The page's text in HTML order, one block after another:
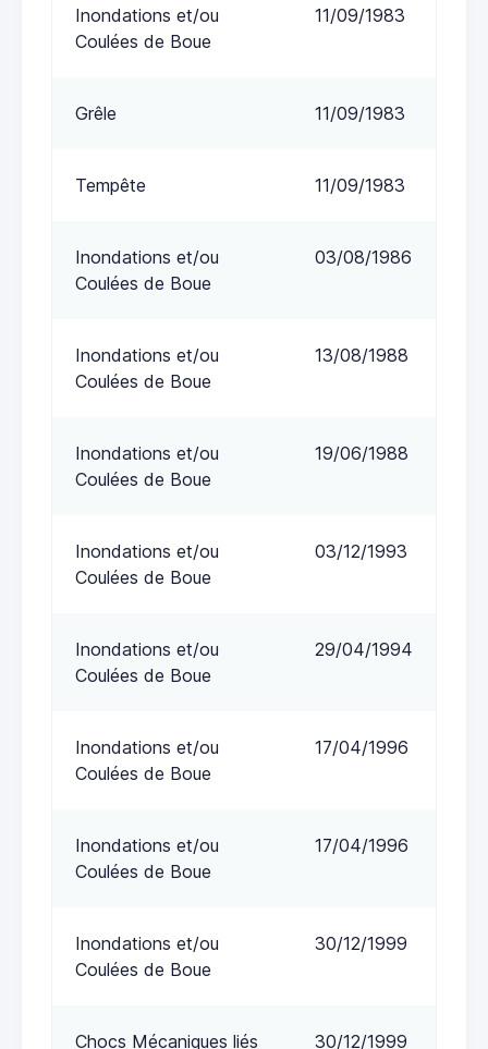
Inondations et/ou
Coulées de Boue
11/09/1983
Grêle 11/09/1983
Tempête 11/09/1983
Inondations et/ou
Coulées de Boue
03/08/1986
Inondations et/ou
Coulées de Boue
13/08/1988
Inondations et/ou
Coulées de Boue
19/06/1988
Inondations et/ou
Coulées de Boue
03/12/1993
Inondations et/ou
Coulées de Boue
29/04/1994
Inondations et/ou
Coulées de Boue
17/04/1996
Inondations et/ou
Coulées de Boue
17/04/1996
Inondations et/ou
Coulées de Boue
30/12/1999
Chocs Mécaniques liés
30/12/1999